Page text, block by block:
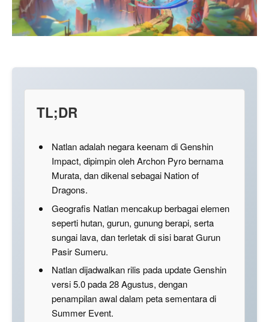
TL;DR
Natlan adalah negara keenam di Genshin
Impact, dipimpin oleh Archon Pyro bernama
Murata, dan dikenal sebagai Nation of
Dragons.
Geografis Natlan mencakup berbagai elemen
seperti hutan, gurun, gunung berapi, serta
sungai lava, dan terletak di sisi barat Gurun
Pasir Sumeru.
Natlan dijadwalkan rilis pada update Genshin
versi 5.0 pada 28 Agustus, dengan
penampilan awal dalam peta sementara di
Summer Event.